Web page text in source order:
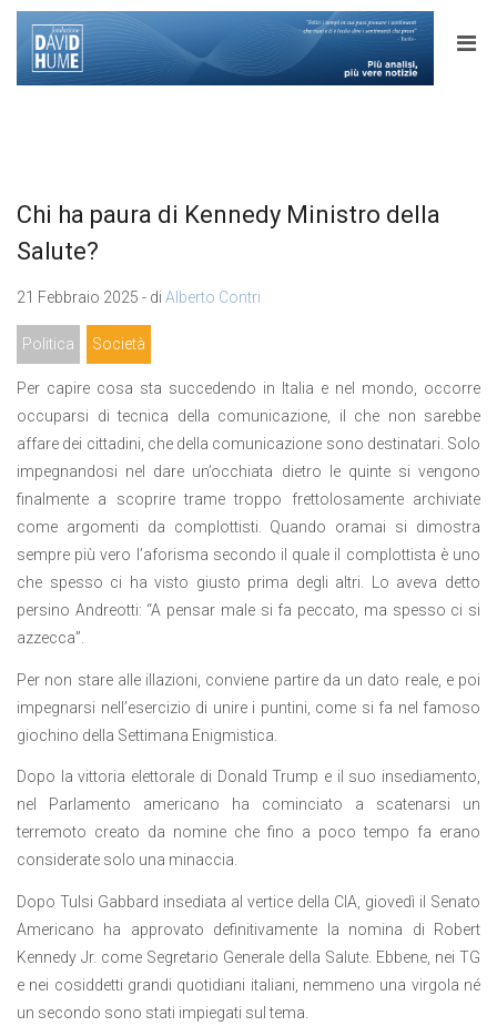
Chi ha paura di Kennedy Ministro della
Salute?
21 Febbraio 2025 - di Alberto Contri
Politica Società
Per capire cosa sta succedendo in Italia e nel mondo, occorre
occuparsi di tecnica della comunicazione, il che non sarebbe
affare dei cittadini, che della comunicazione sono destinatari. Solo
impegnandosi nel dare un’occhiata dietro le quinte si vengono
finalmente a scoprire trame troppo frettolosamente archiviate
come argomenti da complottisti. Quando oramai si dimostra
sempre più vero l’aforisma secondo il quale il complottista è uno
che spesso ci ha visto giusto prima degli altri. Lo aveva detto
persino Andreotti: “A pensar male si fa peccato, ma spesso ci si
azzecca”.
Per non stare alle illazioni, conviene partire da un dato reale, e poi
impegnarsi nell’esercizio di unire i puntini, come si fa nel famoso
giochino della Settimana Enigmistica.
Dopo la vittoria elettorale di Donald Trump e il suo insediamento,
nel Parlamento americano ha cominciato a scatenarsi un
terremoto creato da nomine che fino a poco tempo fa erano
considerate solo una minaccia.
Dopo Tulsi Gabbard insediata al vertice della CIA, giovedì il Senato
Americano ha approvato definitivamente la nomina di Robert
Kennedy Jr. come Segretario Generale della Salute. Ebbene, nei TG
e nei cosiddetti grandi quotidiani italiani, nemmeno una virgola né
un secondo sono stati impiegati sul tema.